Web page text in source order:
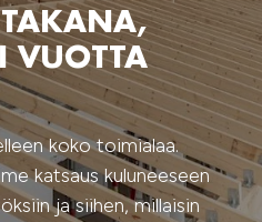
VUOTTA
koko toimialaa.
katsaus kuluneeseen
ja siihen, millaisin